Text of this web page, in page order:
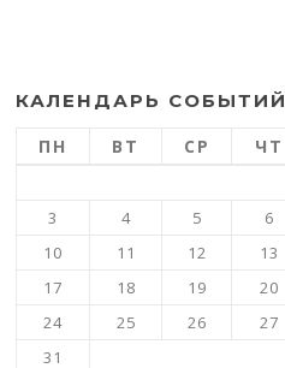
КАЛЕНДАРЬ СОБЫТИЙ
ПН ВТ СР ЧТ
3
4 5 6
10
11 12 13
17
18 19 20
24
25 26 27
31